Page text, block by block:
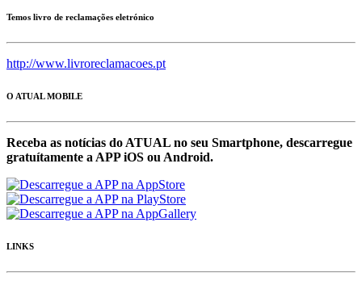
Temos livro de reclamações eletrónico
http://www.livroreclamacoes.pt
O ATUAL MOBILE
Receba as notícias do ATUAL no seu Smartphone, descarregue
gratuítamente a APP iOS ou Android.
LINKS